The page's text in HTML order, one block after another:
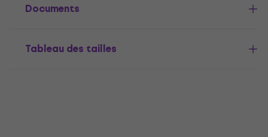
Documents
Tableau des tailles